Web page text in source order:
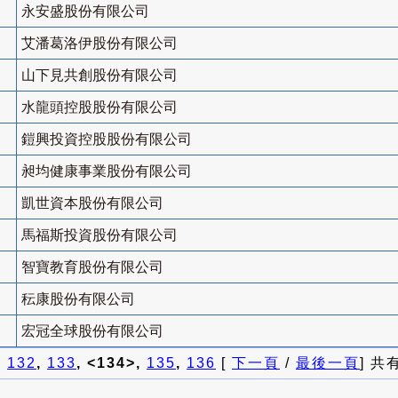
永安盛股份有限公司
艾潘葛洛伊股份有限公司
山下見共創股份有限公司
水龍頭控股股份有限公司
鎧興投資控股股份有限公司
昶均健康事業股份有限公司
凱世資本股份有限公司
馬福斯投資股份有限公司
智寶教育股份有限公司
秐康股份有限公司
宏冠全球股份有限公司
132, 133, <134>, 135, 136 [ 下一頁 / 最後一頁] 共